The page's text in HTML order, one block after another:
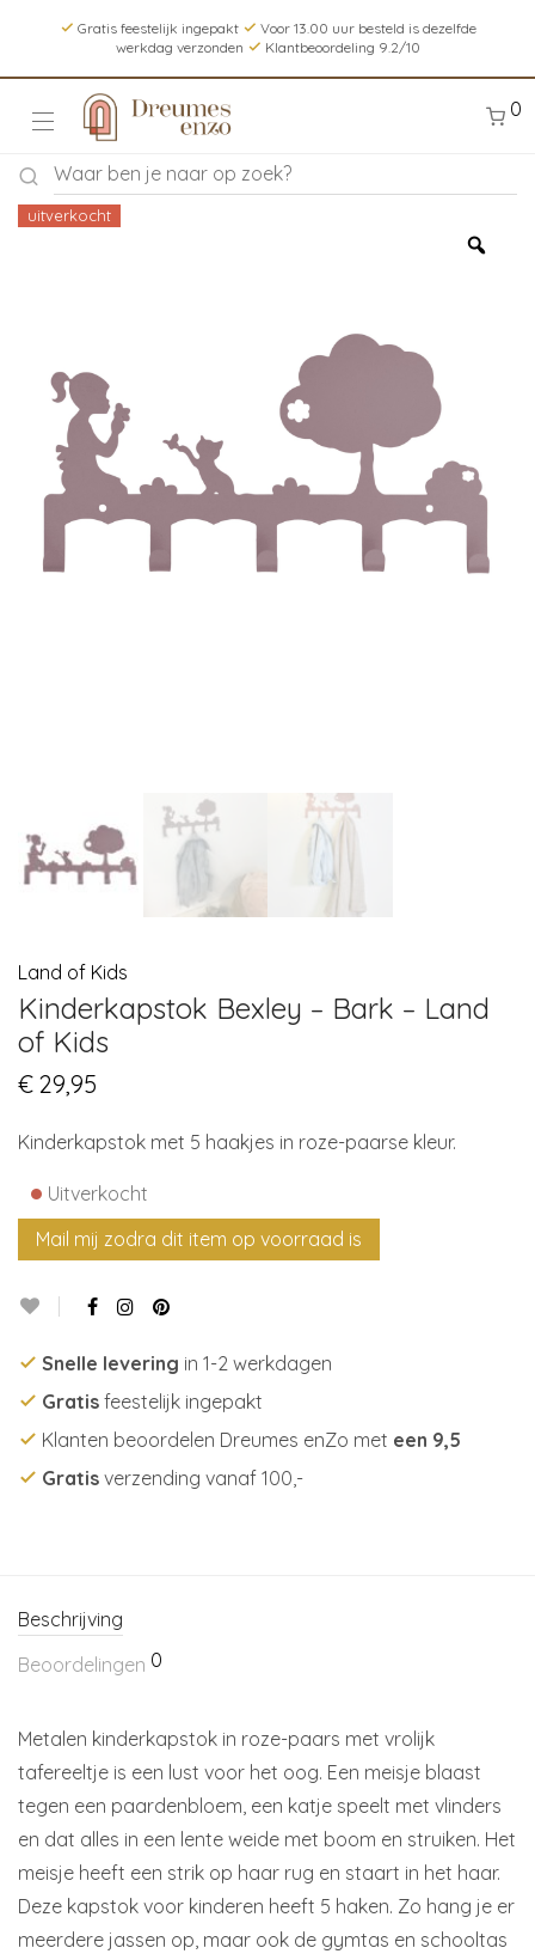
Gratis feestelijk ingepakt
Voor 13.00 uur besteld is dezelfde
werkdag verzonden
Klantbeoordeling 9.2/10
0
uitverkocht
Land of Kids
Kinderkapstok Bexley – Bark – Land
of Kids
€ 29,95
Kinderkapstok met 5 haakjes in roze-paarse kleur.
• Uitverkocht
Snelle levering in 1-2 werkdagen
Gratis feestelijk ingepakt
Klanten beoordelen Dreumes enZo met een 9,5
Gratis verzending vanaf 100,-
Beschrijving
Beoordelingen 0
Metalen kinderkapstok in roze-paars met vrolijk
tafereeltje is een lust voor het oog. Een meisje blaast
tegen een paardenbloem, een katje speelt met vlinders
en dat alles in een lente weide met boom en struiken. Het
meisje heeft een strik op haar rug en staart in het haar.
Deze kapstok voor kinderen heeft 5 haken. Zo hang je er
meerdere jassen op, maar ook de gymtas en schooltas